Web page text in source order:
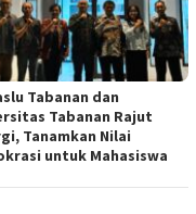
Tabanan dan
Tabanan Rajut
Tanamkan Nilai
untuk Mahasiswa